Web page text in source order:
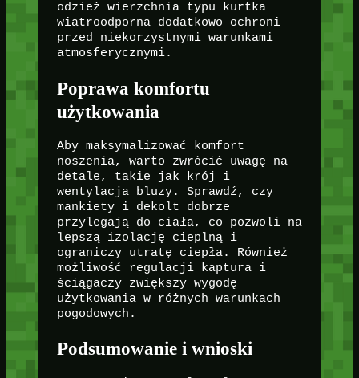
odzież wierzchnia typu kurtka
wiatroodporna dodatkowo ochroni
przed niekorzystnymi warunkami
atmosferycznymi.
Poprawa komfortu
użytkowania
Aby maksymalizować komfort
noszenia, warto zwrócić uwagę na
detale, takie jak krój i
wentylacja bluzy. Sprawdź, czy
mankiety i dekolt dobrze
przylegają do ciała, co pozwoli na
lepszą izolację cieplną i
ograniczy utratę ciepła. Również
możliwość regulacji kaptura i
ściągaczy zwiększy wygodę
użytkowania w różnych warunkach
pogodowych.
Podsumowanie i wnioski